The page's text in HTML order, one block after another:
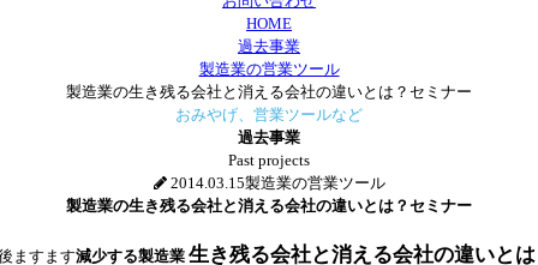
HOME
過去事業
製造業の営業ツール
製造業の生き残る会社と消える会社の違いとは？セミナー
おみやげ、営業ツールなど
過去事業
Past projects
2014.03.15製造業の営業ツール
製造業の生き残る会社と消える会社の違いとは？セミナー
ますます減少する製造業 生き残る会社と消える会社の違いと